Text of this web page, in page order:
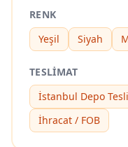
RENK
Yeşil
Siyah
TESLIMAT
İstanbul Depo
İhracat / FOB